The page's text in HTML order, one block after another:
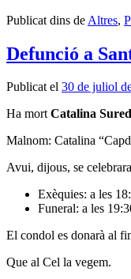
Publicat dins de Altres,
Defunció a
Publicat el 30 de juliol
Ha mortCatalina
Malnom: Catalina
Avui, dijous, se
Exèquies: a les
Funeral: a les
El condol es donarà al
Que al Cel la vegem.